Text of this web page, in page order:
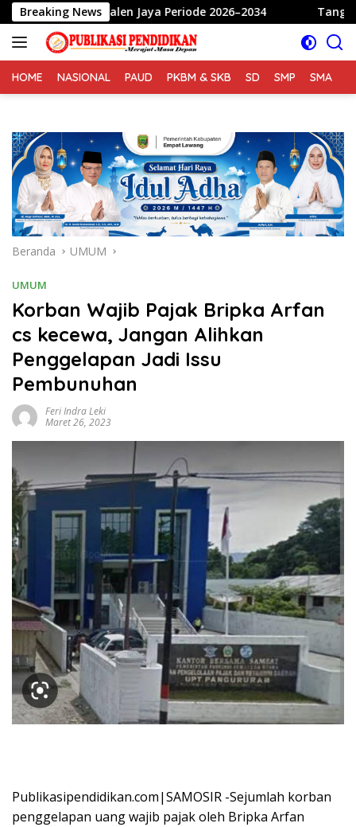
Langsung
ke
konten
Breaking News
Jaya Periode 2026–2034 Tangis Haru dan
HOME NASIONAL PAUD PKBM & SKB SD SMP SMA
Beranda UMUM
UMUM
Korban Wajib Pajak Bripka Arfan
cs kecewa, Jangan Alihkan
Penggelapan Jadi Issu
Pembunuhan
Feri Indra Leki
Maret 26, 2023
Publikasipendidikan.com|SAMOSIR -Sejumlah korban
penggelapan uang wajib pajak oleh Bripka Arfan